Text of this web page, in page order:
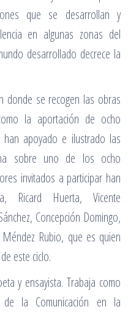
que se desarrollan y
en algunas zonas del
desarrollado decrece la
donde se recogen las obras
la aportación de ocho
apoyado e ilustrado las
sobre uno de los ocho
invitados a participar han
Ricard Huerta, Vicente
Concepción Domingo,
Rubio, que es quien
este ciclo.
y ensayista. Trabaja como
la Comunicación en la